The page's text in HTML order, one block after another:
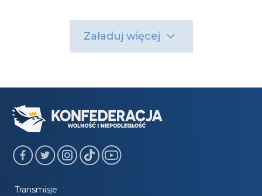
Załaduj więcej
Transmisje